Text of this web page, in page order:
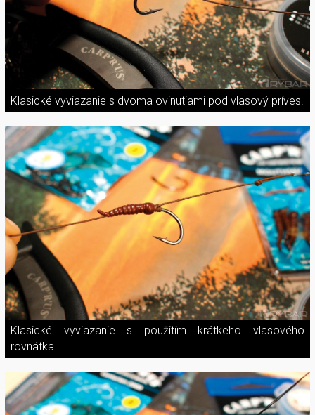
Klasické vyviazanie s dvoma ovinutiami pod vlasový príves.
Klasické vyviazanie s použitím krátkeho vlasového
rovnátka.